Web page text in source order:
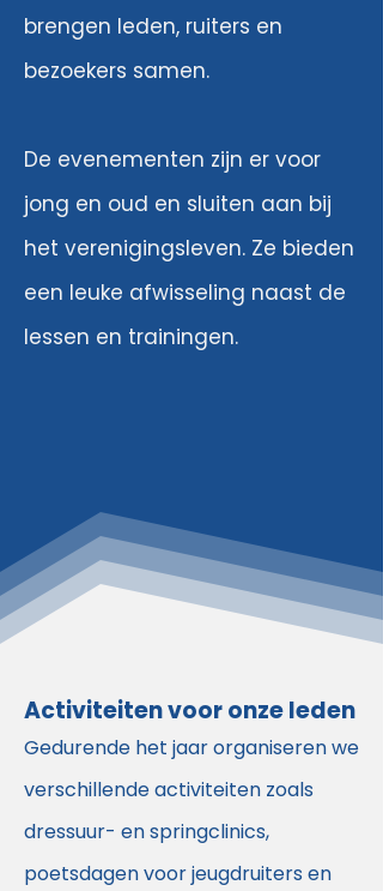
brengen leden, ruiters en
bezoekers samen.
De evenementen zijn er voor
jong en oud en sluiten aan bij
het verenigingsleven. Ze bieden
een leuke afwisseling naast de
lessen en trainingen.
Activiteiten voor onze leden
Gedurende het jaar organiseren we
verschillende activiteiten zoals
dressuur- en springclinics,
poetsdagen voor jeugdruiters en